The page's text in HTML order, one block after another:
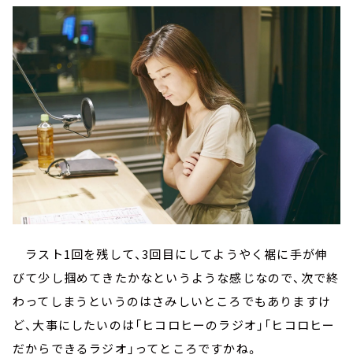
ラスト1回を残して、3回目にしてようやく裾に手が伸
びて少し掴めてきたかなというような感じなので、次で終
わってしまうというのはさみしいところでもありますけ
ど、大事にしたいのは「ヒコロヒーのラジオ」「ヒコロヒー
だからできるラジオ」ってところですかね。